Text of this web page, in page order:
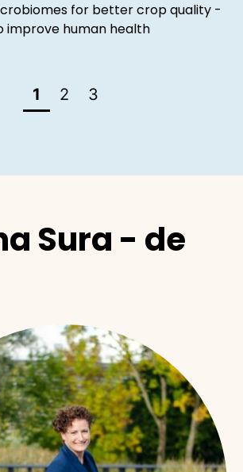
for better crop quality -
improve human health
1 2 3
Sura - de